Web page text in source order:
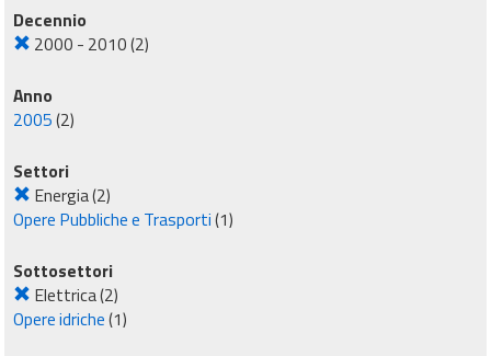
Decennio
2000 - 2010(2)
Anno
2005(2)
Settori
Energia(2)
Opere Pubbliche e Trasporti(1)
Sottosettori
Elettrica(2)
Opere idriche(1)